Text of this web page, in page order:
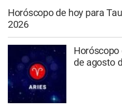
Horóscopo de hoy para
2026
Horóscopo
de agosto